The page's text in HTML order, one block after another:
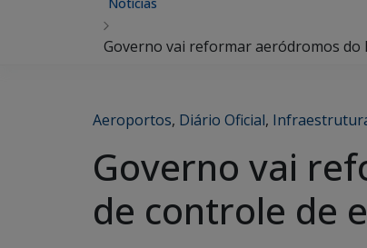
Governo vai reformar aeródromos do
Aeroportos, Diário Oficial,
Governo vai
de controle de